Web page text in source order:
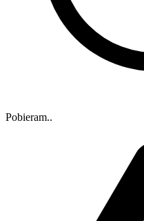
Pobieram..